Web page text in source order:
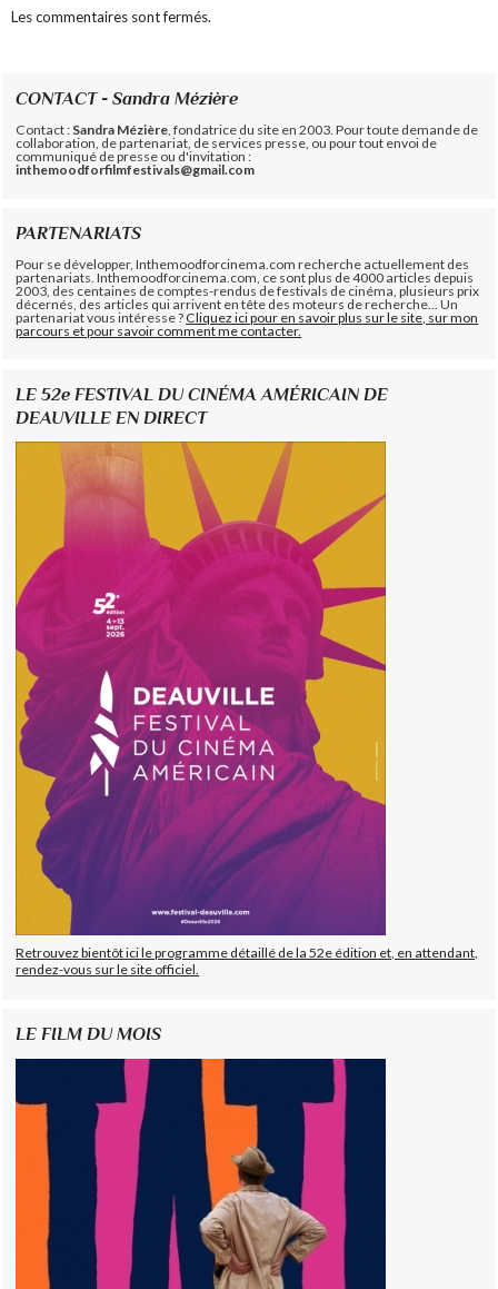
Les commentaires sont fermés.
CONTACT - Sandra Mézière
Contact : Sandra Mézière , fondatrice du site en 2003. Pour toute demande de
collaboration, de partenariat, de services presse, ou pour tout envoi de
communiqué de presse ou d'invitation :
inthemoodforfilmfestivals@gmail.com
PARTENARIATS
Pour se développer, Inthemoodforcinema.com recherche actuellement des
partenariats. Inthemoodforcinema.com, ce sont plus de 4000 articles depuis
2003, des centaines de comptes-rendus de festivals de cinéma, plusieurs prix
décernés, des articles qui arrivent en tête des moteurs de recherche... Un
partenariat vous intéresse ?Cliquez ici pour en savoir plus sur le site, sur mon
parcours et pour savoir comment me contacter.
LE 52e FESTIVAL DU CINÉMA AMÉRICAIN DE
DEAUVILLE EN DIRECT
Retrouvez bientôt ici le programme détaillé de la 52e édition et, en attendant,
rendez-vous sur le site officiel.
LE FILM DU MOIS